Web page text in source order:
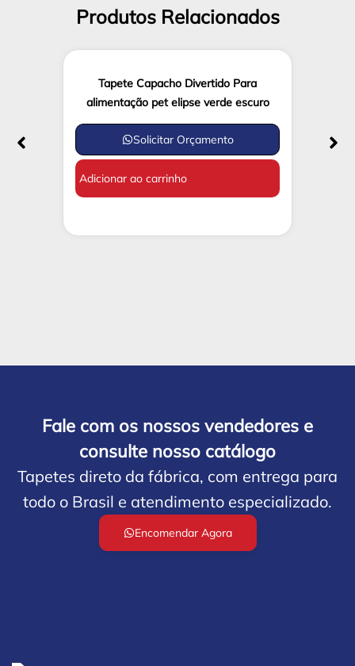
Produtos Relacionados
Tapete Capacho Divertido Para
alimentação pet elipse verde escuro
Solicitar Orçamento
Adicionar ao carrinho
Fale com os nossos vendedores e
consulte nosso catálogo
Tapetes direto da fábrica, com entrega para
todo o Brasil e atendimento especializado.
Encomendar Agora